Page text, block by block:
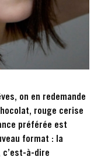
on en redemande
rouge cerise
préférée est
format : la
à-dire